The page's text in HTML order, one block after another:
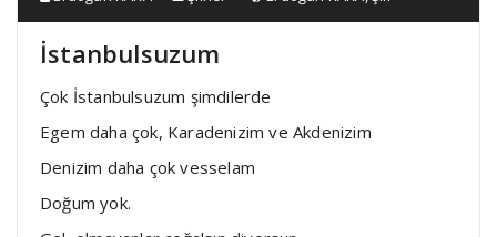
İstanbulsuzum
Çok İstanbulsuzum şimdilerde
Egem daha çok, Karadenizim ve Akdenizim
Denizim daha çok vesselam
Doğum yok.